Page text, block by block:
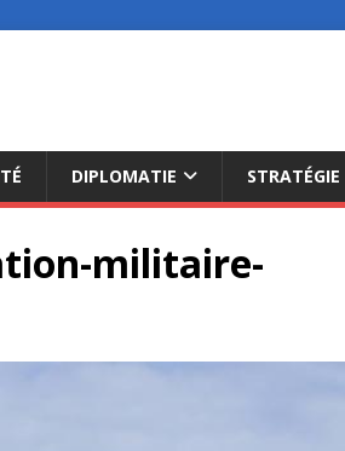
DIPLOMATIE STRATÉGIE
militaire-